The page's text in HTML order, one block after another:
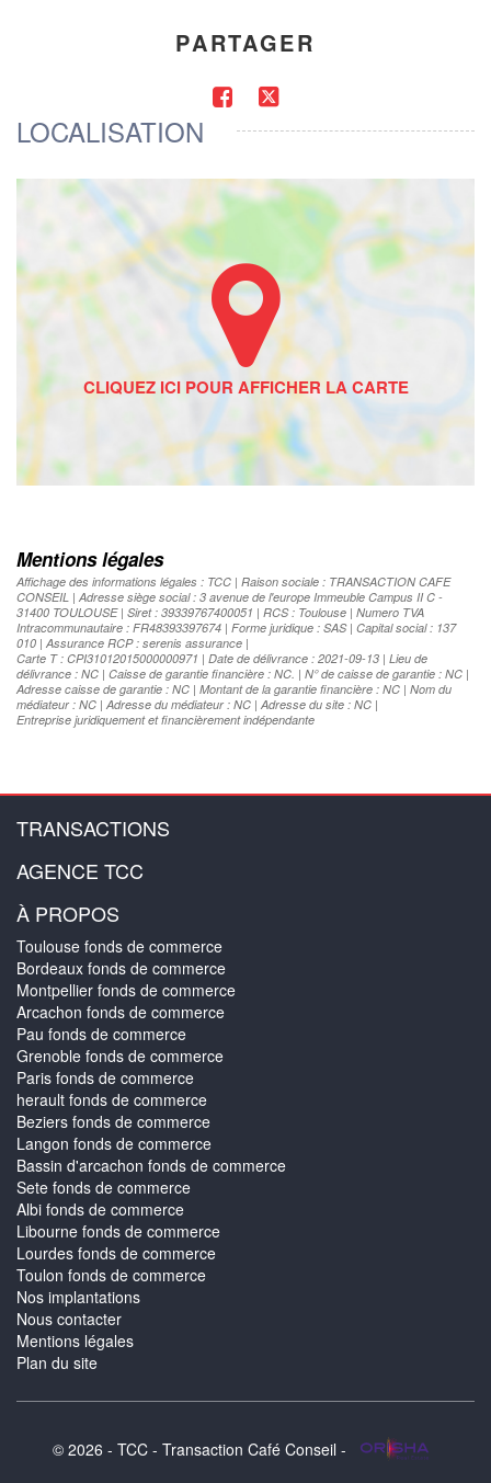
PARTAGER
LOCALISATION
Mentions légales
Affichage des informations légales : TCC | Raison sociale : TRANSACTION CAFE
CONSEIL | Adresse siège social : 3 avenue de l'europe Immeuble Campus II C -
31400 TOULOUSE | Siret : 39339767400051 | RCS : Toulouse | Numero TVA
Intracommunautaire : FR48393397674 | Forme juridique : SAS | Capital social : 137
010 | Assurance RCP : serenis assurance |
Carte T : CPI31012015000000971 | Date de délivrance : 2021-09-13 | Lieu de
délivrance : NC | Caisse de garantie financière : NC. | N° de caisse de garantie : NC |
Adresse caisse de garantie : NC | Montant de la garantie financière : NC | Nom du
médiateur : NC | Adresse du médiateur : NC | Adresse du site : NC |
Entreprise juridiquement et financièrement indépendante
TRANSACTIONS
AGENCE TCC
À PROPOS
Toulouse fonds de commerce
Bordeaux fonds de commerce
Montpellier fonds de commerce
Arcachon fonds de commerce
Pau fonds de commerce
Grenoble fonds de commerce
Paris fonds de commerce
herault fonds de commerce
Beziers fonds de commerce
Langon fonds de commerce
Bassin d'arcachon fonds de commerce
Sete fonds de commerce
Albi fonds de commerce
Libourne fonds de commerce
Lourdes fonds de commerce
Toulon fonds de commerce
Nos implantations
Nous contacter
Mentions légales
Plan du site
© 2026 - TCC - Transaction Café Conseil -